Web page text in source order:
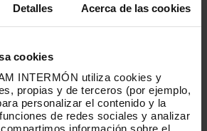
Detalles Acerca de las cookies
cookies
INTERMÓN utiliza cookies y
propias y de terceros (por ejemplo,
personalizar el contenido y la
de redes sociales y analizar
información sobre el